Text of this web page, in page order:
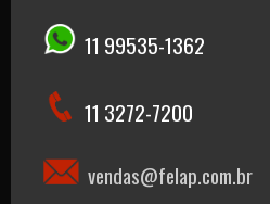
11 99535-1362
11 3272-7200
vendas@felap.com.br